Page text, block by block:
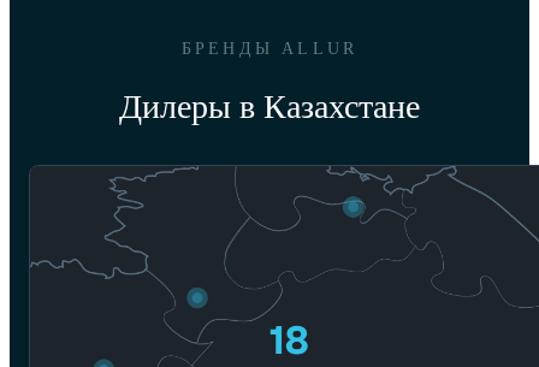
БРЕНДЫ ALLUR
Дилеры в Казахстане